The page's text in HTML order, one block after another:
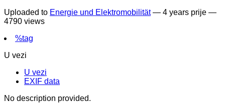
Uploaded to Energie und Elektromobilität— 4 years prije —
4790 views
%tag
U vezi
U vezi
EXIF data
No description provided.